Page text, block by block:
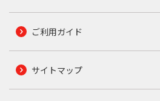
ご利用ガイド
サイトマップ